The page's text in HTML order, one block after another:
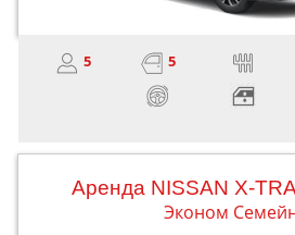
5 5
Aренда NISSAN X-
Эконом